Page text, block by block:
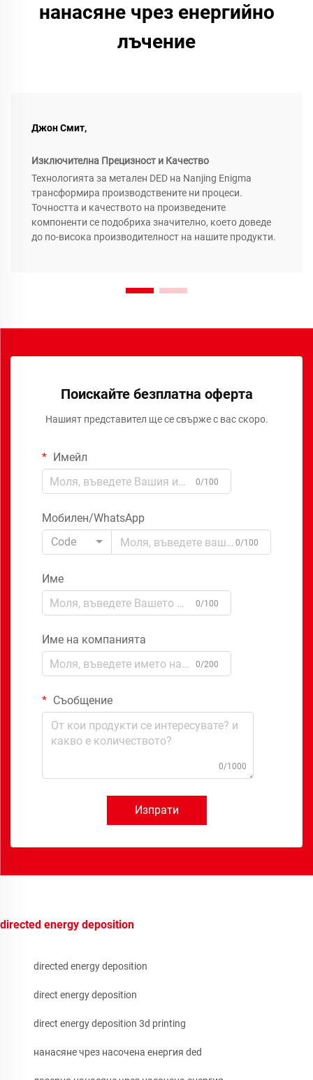
нанасяне чрез енергийно
лъчение
Джон Смит,
Изключителна Прецизност и Качество
Технологията за метален DED на Nanjing Enigma
трансформира производствените ни процеси.
Точността и качеството на произведените
компоненти се подобриха значително, което доведе
до по-висока производителност на нашите продукти.
Поискайте безплатна оферта
Нашият представител ще се свърже с вас скоро.
Имейл
0/100
Мобилен/WhatsApp
Code
0/100
Име
0/100
Име на компанията
0/200
Съобщение
0/1000
Изпрати
directed energy deposition
directed energy deposition
direct energy deposition
direct energy deposition 3d printing
нанасяне чрез насочена енергия ded